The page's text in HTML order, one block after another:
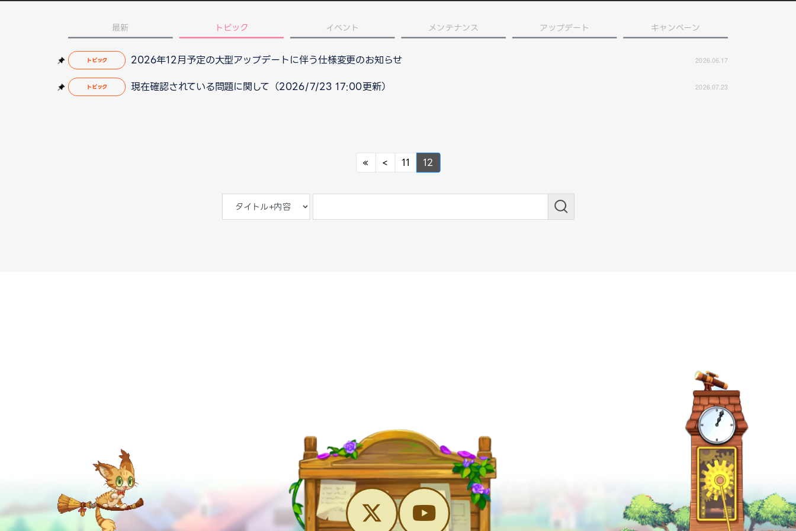
最新 トピック イベント メンテナンス アップデート キャンペーン
トピック 2026年12月予定の大型アップデートに伴う仕様変更のお知らせ 2026.06.17
トピック 現在確認されている問題に関して（2026/7/23 17:00更新） 2026.07.23
« Previous
< Previous
11 12